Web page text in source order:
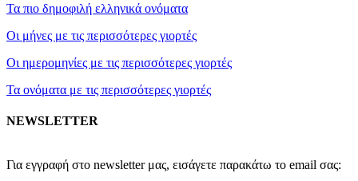
Τα πιο δημοφιλή ελληνικά ονόματα
Οι μήνες με τις περισσότερες γιορτές
Οι ημερομηνίες με τις περισσότερες γιορτές
Τα ονόματα με τις περισσότερες γιορτές
NEWSLETTER